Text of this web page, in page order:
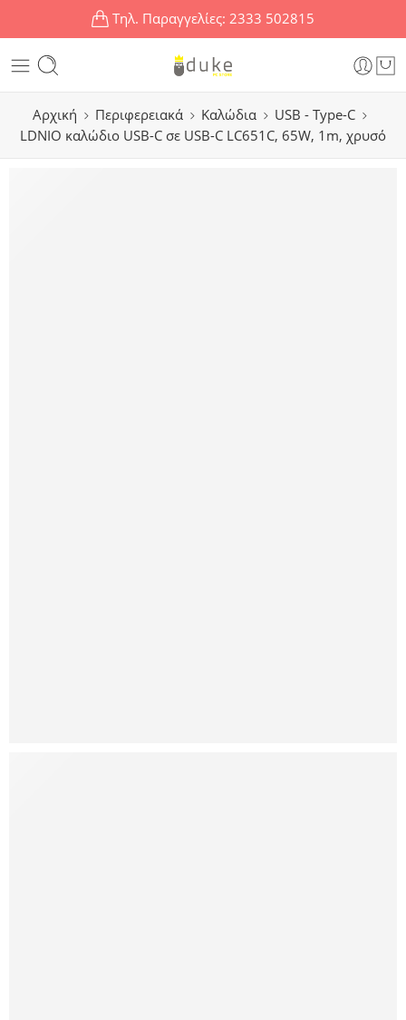
Τηλ. Παραγγελίες: 2333 502815
Αρχική Περιφερειακά Καλώδια
USB - Type-C
LDNIO καλώδιο USB-C σε USB-C LC651C, 65W, 1m, χρυσό